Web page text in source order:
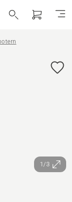
1/3